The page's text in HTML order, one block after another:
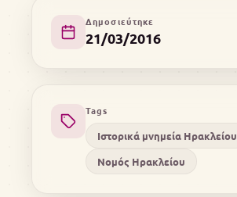
Δημοσιεύτηκε
21/03/2016
Tags
Ιστορικά μνημεία Ηρακλείου
Νομός Ηρακλείου